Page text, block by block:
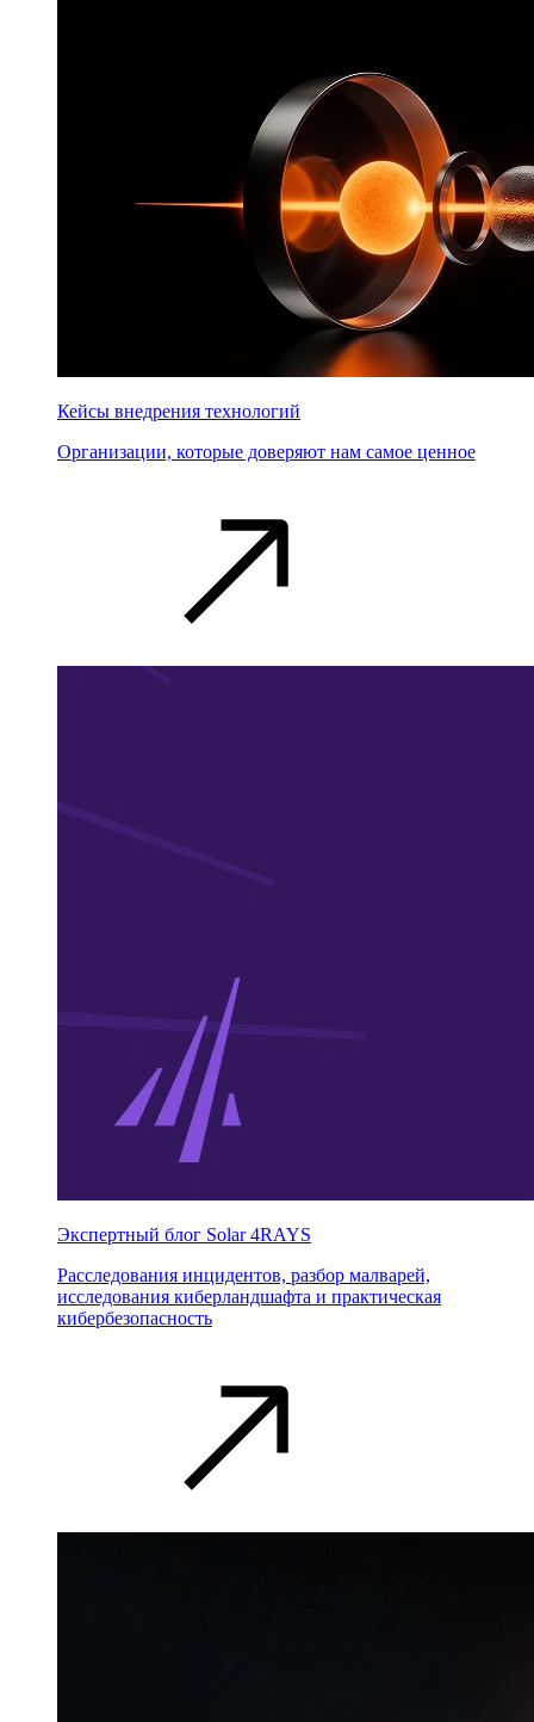
Кейсы внедрения технологий
Организации, которые доверяют нам самое ценное
Экспертный блог Solar 4RAYS
Расследования инцидентов, разбор малварей,
исследования киберландшафта и практическая
кибербезопасность